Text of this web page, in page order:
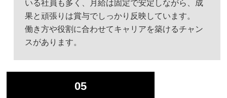
いる社員も多く、月給は固定で安定しながら、成
果と頑張りは賞与でしっかり反映しています。
働き方や役割に合わせてキャリアを築けるチャン
スがあります。
05